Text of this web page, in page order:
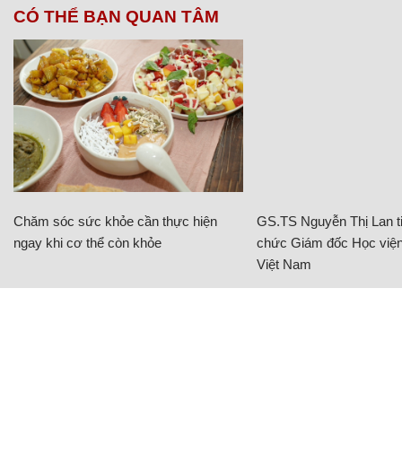
CÓ THỂ BẠN QUAN TÂM
Chăm sóc sức khỏe cần thực hiện
ngay khi cơ thể còn khỏe
GS.TS Nguyễn Thị Lan
chức Giám đốc Học
Việt Nam